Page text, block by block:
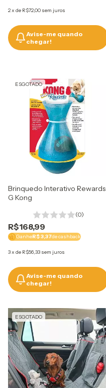
2x de R$72,00 sem juros
Avise-me quando
chegar!
ESGOTADO
Brinquedo Interativo Rewards
G Kong
(0)
R$168,99
GanheR$ 3,37de cashback
3x de R$56,33 sem juros
Avise-me quando
chegar!
ESGOTADO